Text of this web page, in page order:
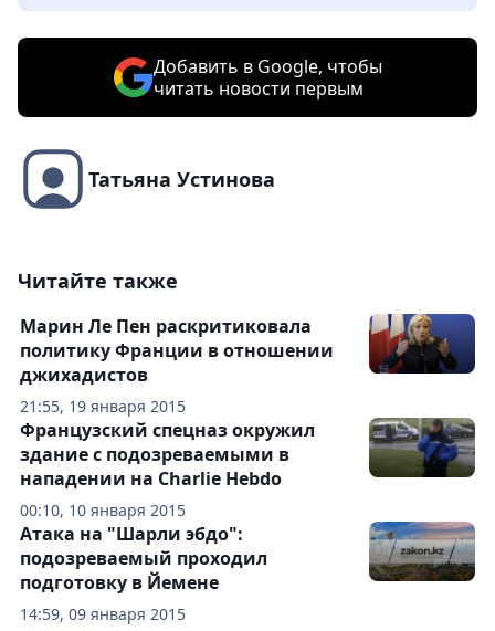
Добавить в Google, чтобы
читать новости первым
Татьяна Устинова
Читайте также
21:55, 19 января 2015
Марин Ле Пен раскритиковала
политику Франции в отношении
джихадистов
00:10, 10 января 2015
Французский спецназ окружил
здание с подозреваемыми в
нападении на Charlie Hebdo
14:59, 09 января 2015
Атака на "Шарли эбдо":
подозреваемый проходил
подготовку в Йемене